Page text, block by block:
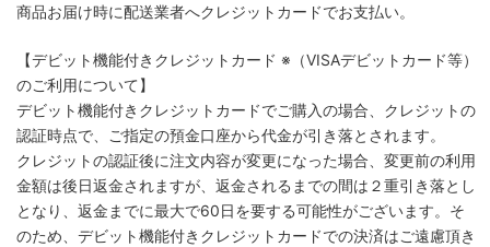
商品お届け時に配送業者へクレジットカードでお支払い。
【デビット機能付きクレジットカード ※（VISAデビットカード等）
のご利用について】
デビット機能付きクレジットカードでご購入の場合、クレジットの
認証時点で、ご指定の預金口座から代金が引き落とされます。
クレジットの認証後に注文内容が変更になった場合、変更前の利用
金額は後日返金されますが、返金されるまでの間は２重引き落とし
となり、返金までに最大で60日を要する可能性がございます。そ
のため、デビット機能付きクレジットカードでの決済はご遠慮頂き